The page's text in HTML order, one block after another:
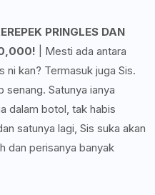
PRINGLES DAN
| Mesti ada antara
ni kan? Termasuk juga Sis.
senang. Satunya ianya
dalam botol, tak habis
satunya lagi, Sis suka akan
dan perisanya banyak